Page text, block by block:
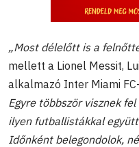
„Most délelőtt is a
mellett a Lionel Messit,
alkalmazó Inter Miami
Egyre többször visznek
ilyen futballistákkal
Időnként belegondolok,